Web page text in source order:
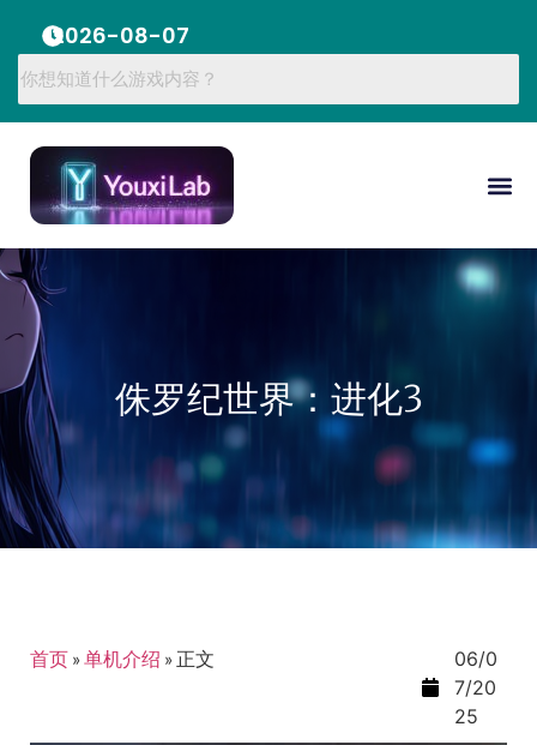
2026-08-07
侏罗纪世界：进化3
首页 »单机介绍 » 正文
06/0
7/20
25